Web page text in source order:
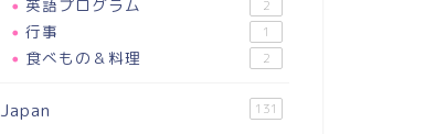
英語プログラム 2
行事 1
食べもの＆料理 2
Japan 131